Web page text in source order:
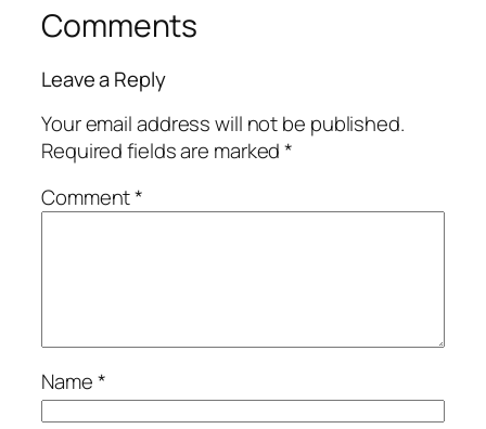
Comments
Leave a Reply
Your email address will not be published.
Required fields are marked*
Comment*
Name*